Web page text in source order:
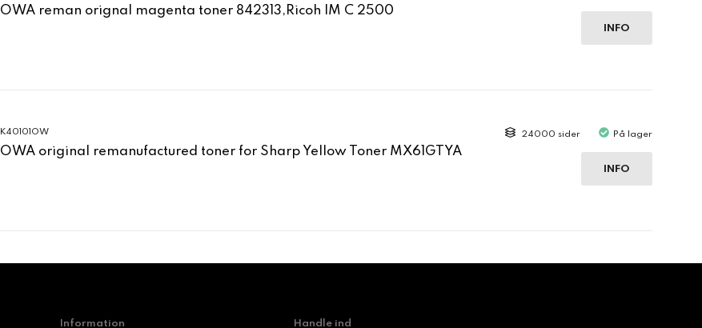
OWA reman orignal magenta toner 842313,Ricoh IM C 2500
INFO
K40101OW
OWA original remanufactured toner for Sharp Yellow Toner MX61GTYA
24000 sider På lager
INFO
Information Handle ind